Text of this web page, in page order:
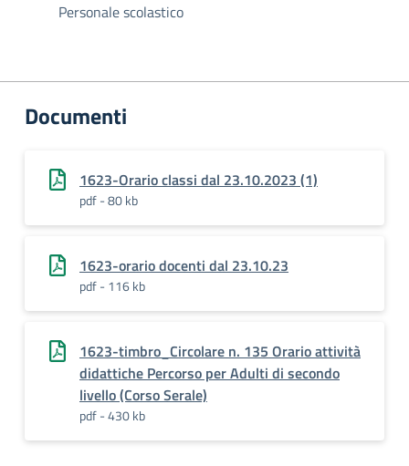
Personale scolastico
Documenti
1623-Orario classi dal 23.10.2023 (1)
pdf - 80 kb
1623-orario docenti dal 23.10.23
pdf - 116 kb
1623-timbro_Circolare n. 135 Orario attività
didattiche Percorso per Adulti di secondo
livello (Corso Serale)
pdf - 430 kb